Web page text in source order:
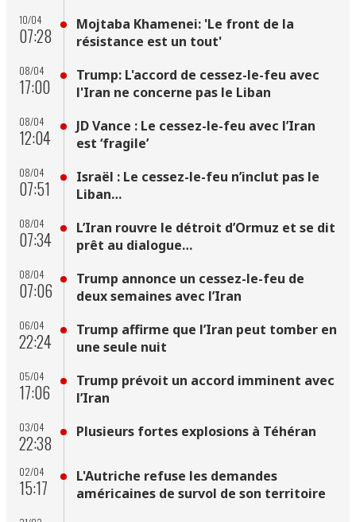
10/04
07:28
Mojtaba Khamenei: 'Le front de la
résistance est un tout'
08/04
17:00
Trump: L'accord de cessez-le-feu avec
l'Iran ne concerne pas le Liban
08/04
12:04
JD Vance : Le cessez-le-feu avec l’Iran
est ‘fragile’
08/04
07:51
Israël : Le cessez-le-feu n’inclut pas le
Liban…
08/04
07:34
L’Iran rouvre le détroit d’Ormuz et se dit
prêt au dialogue…
08/04
07:06
Trump annonce un cessez-le-feu de
deux semaines avec l’Iran
06/04
22:24
Trump affirme que l’Iran peut tomber en
une seule nuit
05/04
17:06
Trump prévoit un accord imminent avec
l’Iran
03/04
22:38 Plusieurs fortes explosions à Téhéran
02/04
15:17
L'Autriche refuse les demandes
américaines de survol de son territoire